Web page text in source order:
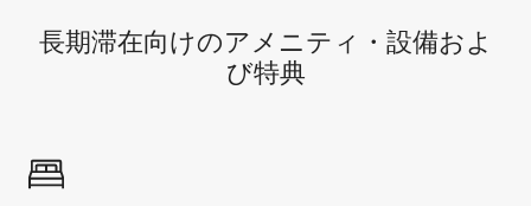
長期滞在向け⁠のア⁠メ⁠ニ⁠テ⁠ィ⁠・設⁠備⁠およ
び特⁠典